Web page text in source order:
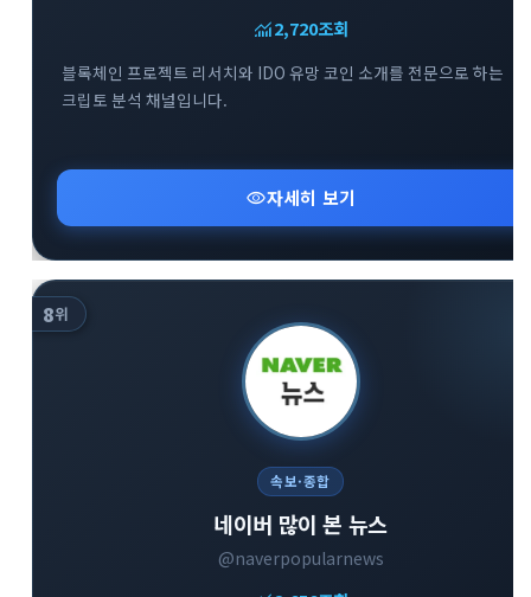
monitoring2,720조회
블록체인 프로젝트 리서치와 IDO 유망 코인 소개를 전문으로 하는
크립토 분석 채널입니다.
visibility자세히 보기
8위
속보·종합
네이버 많이 본 뉴스
@naverpopularnews